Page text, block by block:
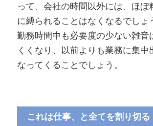
って、会社の時間以外には、ほぼ
に縛られることはなくなるでしょ
勤務時間中も必要度の少ない雑音
くくなり、以前よりも業務に集中
なってくることでしょう。
これは仕事、と全てを割り切る